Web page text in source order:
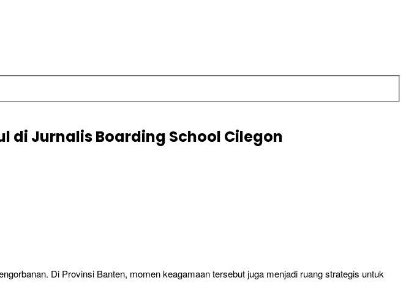
di Jurnalis Boarding School Cilegon
Di Provinsi Banten, momen keagamaan tersebut juga menjadi ruang strategis untuk